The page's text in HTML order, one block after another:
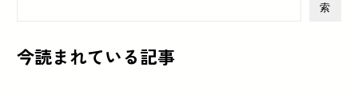
索
今読まれている記事